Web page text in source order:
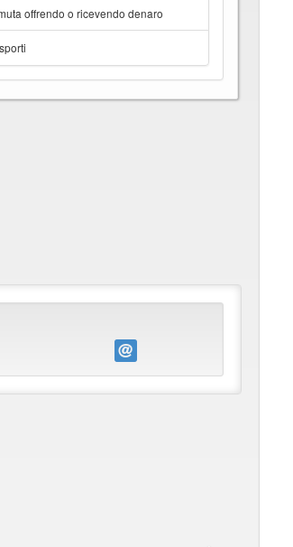
offrendo o ricevendo denaro